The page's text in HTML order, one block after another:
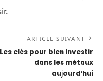
ARTICLE SUIVANT
Les clés pour bien investir
dans les métaux
aujourd’hui